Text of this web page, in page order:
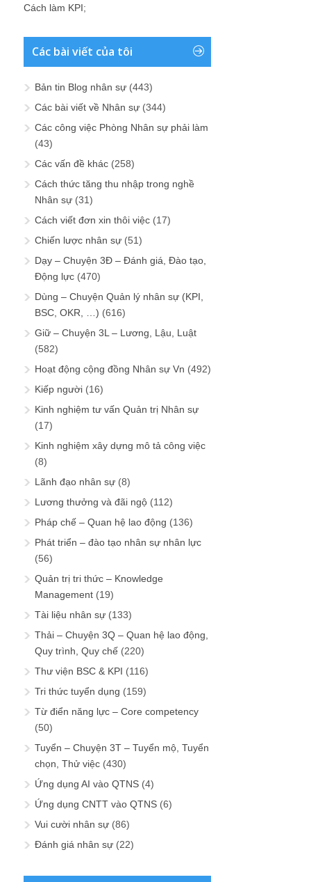
Cách làm KPI;
Các bài viết của tôi
Bản tin Blog nhân sự (443)
Các bài viết về Nhân sự (344)
Các công việc Phòng Nhân sự phải làm
(43)
Các vấn đề khác (258)
Cách thức tăng thu nhập trong nghề
Nhân sự (31)
Cách viết đơn xin thôi việc (17)
Chiến lược nhân sự (51)
Dạy – Chuyện 3Đ – Đánh giá, Đào tạo,
Động lực (470)
Dùng – Chuyện Quản lý nhân sự (KPI,
BSC, OKR, …) (616)
Giữ – Chuyện 3L – Lương, Lậu, Luật
(582)
Hoạt động cộng đồng Nhân sự Vn (492)
Kiếp người (16)
Kinh nghiệm tư vấn Quản trị Nhân sự
(17)
Kinh nghiệm xây dựng mô tả công việc
(8)
Lãnh đạo nhân sự (8)
Lương thưởng và đãi ngộ (112)
Pháp chế – Quan hệ lao động (136)
Phát triển – đào tạo nhân sự nhân lực
(56)
Quản trị tri thức – Knowledge
Management (19)
Tài liệu nhân sự (133)
Thải – Chuyện 3Q – Quan hệ lao động,
Quy trình, Quy chế (220)
Thư viện BSC & KPI (116)
Tri thức tuyển dụng (159)
Từ điển năng lực – Core competency
(50)
Tuyển – Chuyện 3T – Tuyển mộ, Tuyển
chọn, Thử việc (430)
Ứng dụng AI vào QTNS (4)
Ứng dụng CNTT vào QTNS (6)
Vui cười nhân sự (86)
Đánh giá nhân sự (22)